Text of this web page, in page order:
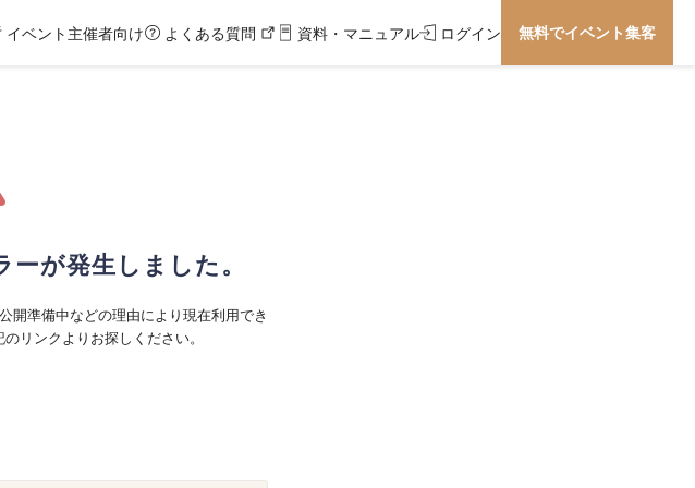
イベント主催者向け よくある質問 資料・マニュアル ログイン 無料でイベント集客
が発生しました。
開準備中などの理由により現在利用でき
リンクよりお探しください。